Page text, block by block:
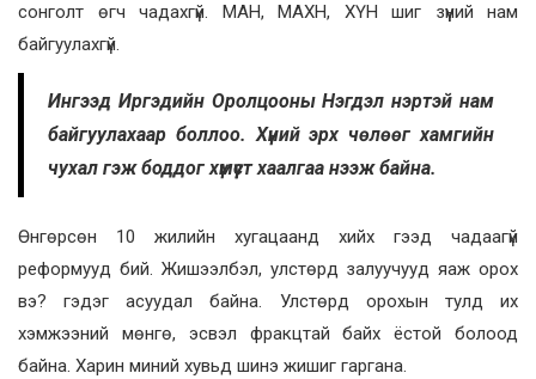
сонголт өгч чадахгүй. МАН, МАХН, ХҮН шиг зүүний нам
байгуулахгүй.
Ингээд Иргэдийн Оролцооны Нэгдэл нэртэй нам
байгуулахаар боллоо. Хүний эрх чөлөөг хамгийн
чухал гэж боддог хүмүүст хаалгаа нээж байна.
Өнгөрсөн 10 жилийн хугацаанд хийх гээд чадаагүй
реформууд бий. Жишээлбэл, улстөрд залуучууд яаж орох
вэ? гэдэг асуудал байна. Улстөрд орохын тулд их
хэмжээний мөнгө, эсвэл фракцтай байх ёстой болоод
байна. Харин миний хувьд шинэ жишиг гаргана.